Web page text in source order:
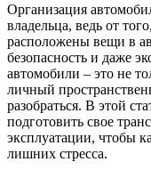
Организация
владельца, ведь от
расположены вещи в
безопасность и даже
автомобили – это не
личный
разобраться. В этой
подготовить свое
эксплуатации, чтобы
лишних стресса.